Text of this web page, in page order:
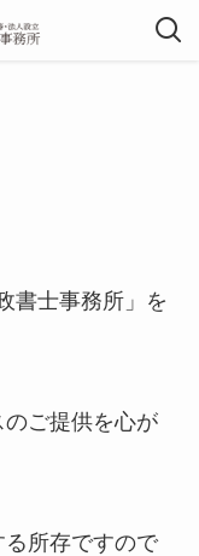
書士事務所」を
ご提供を心が
所存ですので